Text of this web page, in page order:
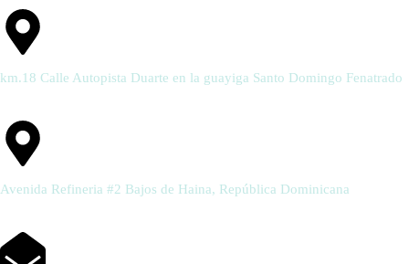
km.18 Calle Autopista Duarte en la guayiga Santo Domingo Fenatrado
Avenida Refineria #2 Bajos de Haina, República Dominicana